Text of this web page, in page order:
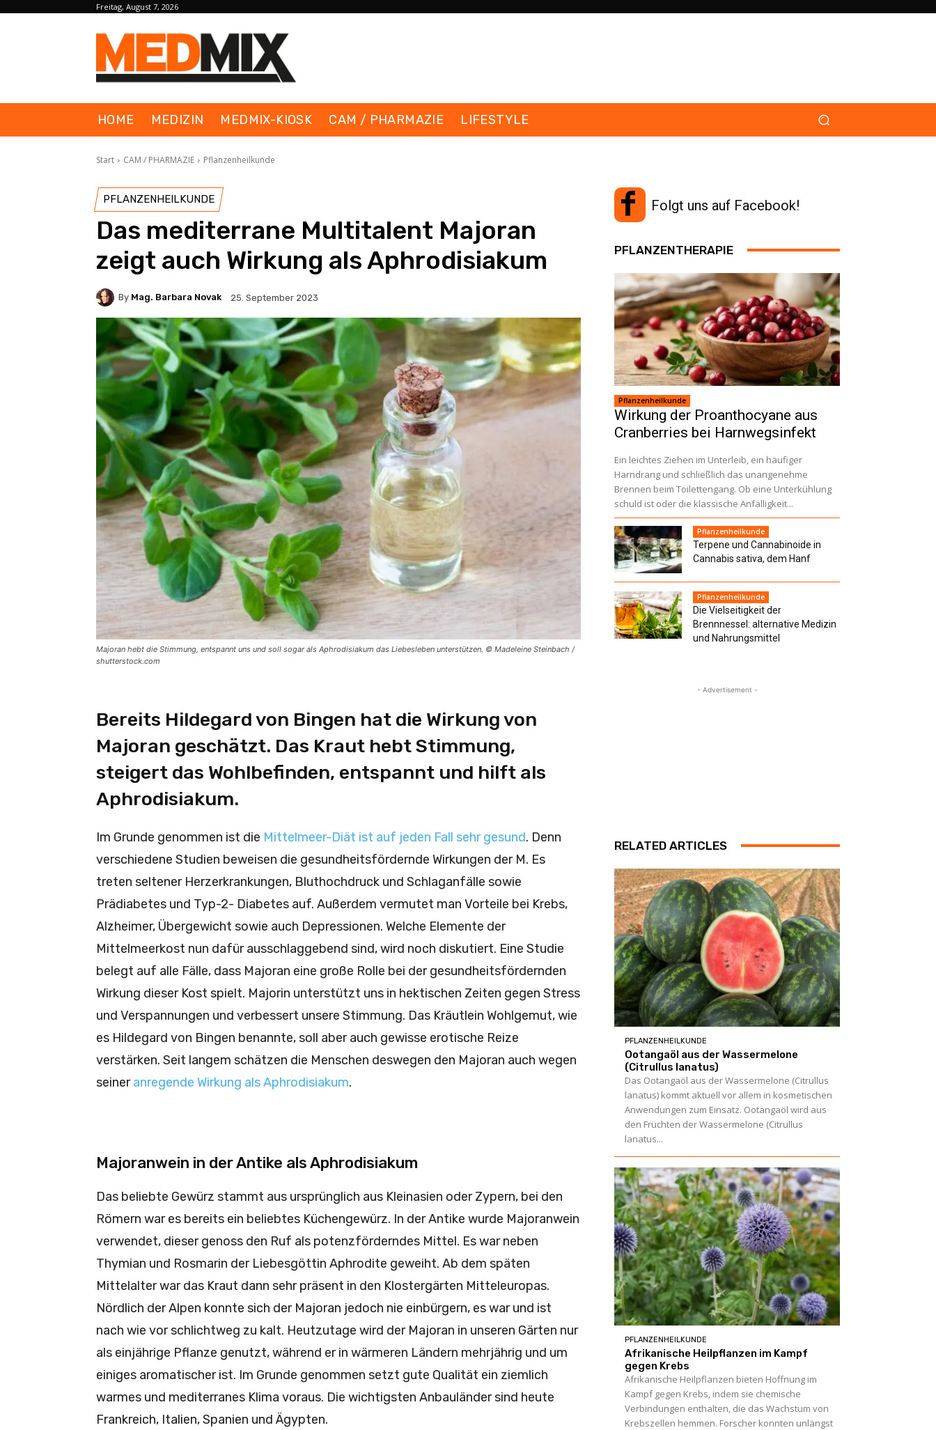
Freitag, August 7, 2026
HOME MEDIZIN MEDMIX-KIOSK CAM / PHARMAZIE LIFESTYLE
Start CAM / PHARMAZIE Pflanzenheilkunde
PFLANZENHEILKUNDE
Das mediterrane Multitalent Majoran
zeigt auch Wirkung als Aphrodisiakum
By Mag. Barbara Novak 25. September 2023
Majoran hebt die Stimmung, entspannt uns und soll sogar als Aphrodisiakum das Liebesleben unterstützen. © Madeleine Steinbach /
shutterstock.com
Bereits Hildegard von Bingen hat die Wirkung von
Majoran geschätzt. Das Kraut hebt Stimmung,
steigert das Wohlbefinden, entspannt und hilft als
Aphrodisiakum.
Im Grunde genommen ist die Mittelmeer-Diät ist auf jeden Fall sehr gesund. Denn
verschiedene Studien beweisen die gesundheitsfördernde Wirkungen der M. Es
treten seltener Herzerkrankungen, Bluthochdruck und Schlaganfälle sowie
Prädiabetes und Typ-2- Diabetes auf. Außerdem vermutet man Vorteile bei Krebs,
Alzheimer, Übergewicht sowie auch Depressionen. Welche Elemente der
Mittelmeerkost nun dafür ausschlaggebend sind, wird noch diskutiert. Eine Studie
belegt auf alle Fälle, dass Majoran eine große Rolle bei der gesundheitsfördernden
Wirkung dieser Kost spielt. Majorin unterstützt uns in hektischen Zeiten gegen Stress
und Verspannungen und verbessert unsere Stimmung. Das Kräutlein Wohlgemut, wie
es Hildegard von Bingen benannte, soll aber auch gewisse erotische Reize
verstärken. Seit langem schätzen die Menschen deswegen den Majoran auch wegen
seineranregende Wirkung als Aphrodisiakum.
Majoranwein in der Antike als Aphrodisiakum
Das beliebte Gewürz stammt aus ursprünglich aus Kleinasien oder Zypern, bei den
Römern war es bereits ein beliebtes Küchengewürz. In der Antike wurde Majoranwein
verwendet, dieser genoss den Ruf als potenzförderndes Mittel. Es war neben
Thymian und Rosmarin der Liebesgöttin Aphrodite geweiht. Ab dem späten
Mittelalter war das Kraut dann sehr präsent in den Klostergärten Mitteleuropas.
Nördlich der Alpen konnte sich der Majoran jedoch nie einbürgern, es war und ist
nach wie vor schlichtweg zu kalt. Heutzutage wird der Majoran in unseren Gärten nur
als einjährige Pflanze genutzt, während er in wärmeren Ländern mehrjährig und um
einiges aromatischer ist. Im Grunde genommen setzt gute Qualität ein ziemlich
warmes und mediterranes Klima voraus. Die wichtigsten Anbauländer sind heute
Frankreich, Italien, Spanien und Ägypten.
Folgt uns auf Facebook!
PFLANZENTHERAPIE
Pflanzenheilkunde
Wirkung der Proanthocyane aus
Cranberries bei Harnwegsinfekt
Ein leichtes Ziehen im Unterleib, ein häufiger
Harndrang und schließlich das unangenehme
Brennen beim Toilettengang. Ob eine Unterkühlung
schuld ist oder die klassische Anfälligkeit...
Pflanzenheilkunde
Terpene und Cannabinoide in
Cannabis sativa, dem Hanf
Pflanzenheilkunde
Die Vielseitigkeit der
Brennnessel: alternative Medizin
und Nahrungsmittel
- Advertisement -
RELATED ARTICLES
PFLANZENHEILKUNDE
Ootangaöl aus der Wassermelone
(Citrullus lanatus)
Das Ootangaöl aus der Wassermelone (Citrullus
lanatus) kommt aktuell vor allem in kosmetischen
Anwendungen zum Einsatz. Ootangaöl wird aus
den Früchten der Wassermelone (Citrullus
lanatus...
PFLANZENHEILKUNDE
Afrikanische Heilpflanzen im Kampf
gegen Krebs
Afrikanische Heilpflanzen bieten Hoffnung im
Kampf gegen Krebs, indem sie chemische
Verbindungen enthalten, die das Wachstum von
Krebszellen hemmen. Forscher konnten unlängst